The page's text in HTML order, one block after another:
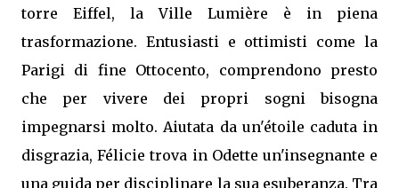
torre Eiffel, la Ville Lumière è in piena
trasformazione. Entusiasti e ottimisti come la
Parigi di fine Ottocento, comprendono presto
che per vivere dei propri sogni bisogna
impegnarsi molto. Aiutata da un'étoile caduta in
disgrazia, Félicie trova in Odette un'insegnante e
una guida per disciplinare la sua esuberanza. Tra